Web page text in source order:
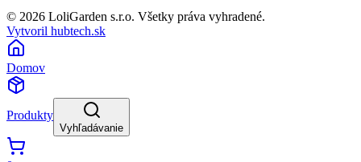
© 2026 LoliGarden s.r.o. Všetky práva vyhradené.
Vytvoril hubtech.sk
Domov
Produkty
Vyhľadávanie